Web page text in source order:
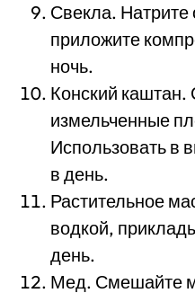
Свекла. Натрите
приложите
ночь.
Конский
измельченные
Использовать в
в день.
Растительное
водкой,
день.
Мед. Смешайте